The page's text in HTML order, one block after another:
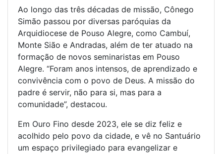
Ao longo das três décadas de missão, Cônego
Simão passou por diversas paróquias da
Arquidiocese de Pouso Alegre, como Cambuí,
Monte Sião e Andradas, além de ter atuado na
formação de novos seminaristas em Pouso
Alegre. “Foram anos intensos, de aprendizado e
convivência com o povo de Deus. A missão do
padre é servir, não para si, mas para a
comunidade”, destacou.
Em Ouro Fino desde 2023, ele se diz feliz e
acolhido pelo povo da cidade, e vê no Santuário
um espaço privilegiado para evangelizar e